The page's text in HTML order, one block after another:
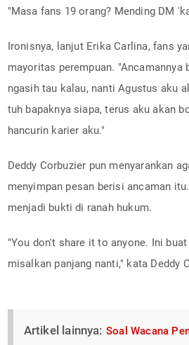
"Masa fans 19 orang? Mending DM
Ironisnya, lanjut Erika Carlina, fans
mayoritas perempuan. "Ancamannya
ngasih tau kalau, nanti Agustus aku
tuh bapaknya siapa, terus aku akan
hancurin karier aku."
Deddy Corbuzier pun menyarankan
menyimpan pesan berisi ancaman
menjadi bukti di ranah hukum.
"You don't share it to anyone. Ini
misalkan panjang nanti," kata Deddy
Artikel lainnya: Soal Wacana